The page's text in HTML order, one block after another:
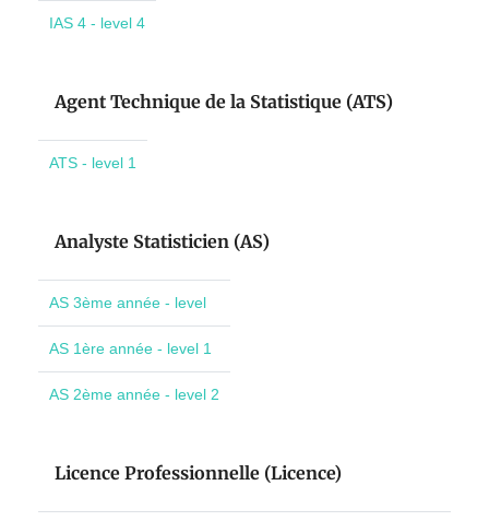
IAS 4 - level 4
Agent Technique de la Statistique (ATS)
ATS - level 1
Analyste Statisticien (AS)
AS 3ème année - level
AS 1ère année - level 1
AS 2ème année - level 2
Licence Professionnelle (Licence)